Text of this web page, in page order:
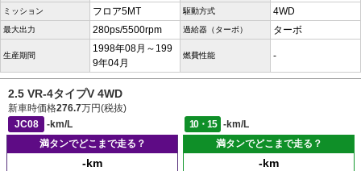
ミッション フロア5MT 駆動方式 4WD
最大出力 280ps/5500rpm 過給器（ターボ） ターボ
生産期間
1998年08月～199
9年04月
燃費性能 -
2.5 VR-4タイプV 4WD
新車時価格276.7万円(税抜)
JC08
-km/L 10・15
-km/L
満タンでどこまで走る？
-km
満タンでどこまで走る？
-km